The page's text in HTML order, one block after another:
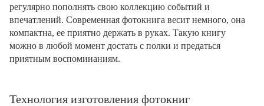
регулярно пополнять свою коллекцию событий и
впечатлений. Современная фотокнига весит немного, она
компактна, ее приятно держать в руках. Такую книгу
можно в любой момент достать с полки и предаться
приятным воспоминаниям.
Технология изготовления фотокниг